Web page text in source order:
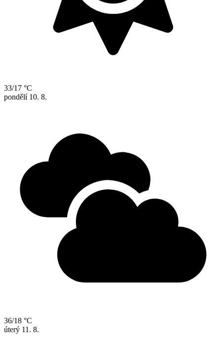
33/17 °C
pondělí 10. 8.
36/18 °C
úterý 11. 8.